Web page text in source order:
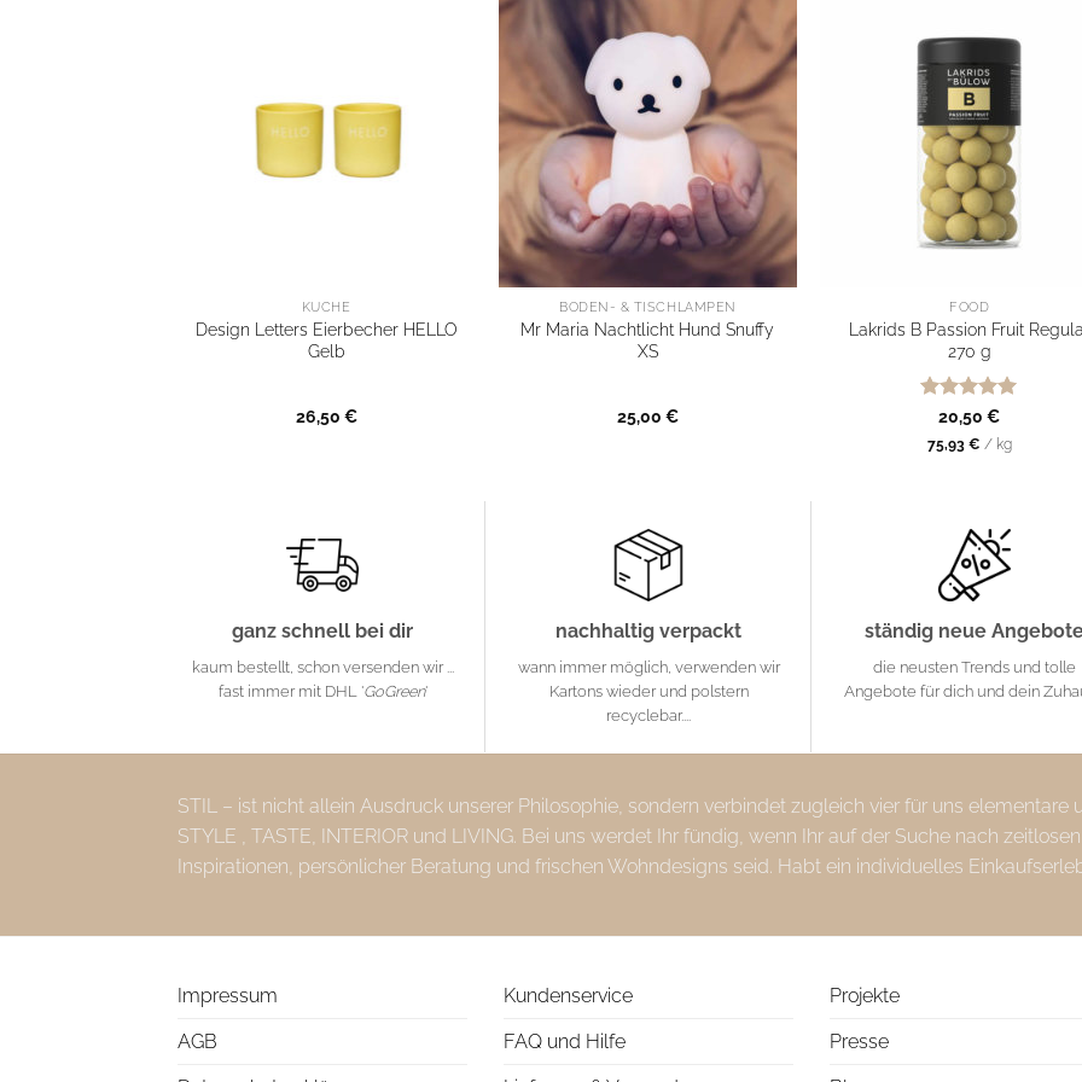
KÜCHE
Design Letters Eierbecher HELLO
Gelb
26,50 €
BODEN- & TISCHLAMPEN
Mr Maria Nachtlicht Hund Snuffy
XS
25,00 €
FOOD
Lakrids B Passion Fruit
270 g
Bewertet
von
5
20,50€
75,93 € / kg
ganz schnell bei dir
kaum bestellt, schon versenden wir ...
fast immer mit DHL 'GoGreen'
nachhaltig verpackt
wann immer möglich, verwenden wir
Kartons wieder und polstern
recyclebar....
ständig neue
die neusten Trends und tolle
Angebote für dich und dein
STIL – ist nicht allein Ausdruck unserer Philosophie, sondern verbindet zugleich vier für uns elementare
STYLE , TASTE, INTERIOR und LIVING. Bei uns werdet Ihr fündig, wenn Ihr auf der Suche nach
Inspirationen, persönlicher Beratung und frischen Wohndesigns seid. Habt ein individuelles
Impressum
AGB
Kundenservice
FAQ und Hilfe
Projekte
Presse